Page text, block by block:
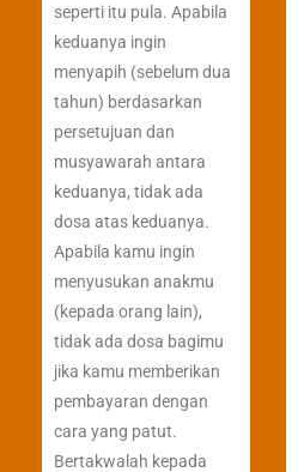
seperti itu pula. Apabila
keduanya ingin
menyapih (sebelum dua
tahun) berdasarkan
persetujuan dan
musyawarah antara
keduanya, tidak ada
dosa atas keduanya.
Apabila kamu ingin
menyusukan anakmu
(kepada orang lain),
tidak ada dosa bagimu
jika kamu memberikan
pembayaran dengan
cara yang patut.
Bertakwalah kepada